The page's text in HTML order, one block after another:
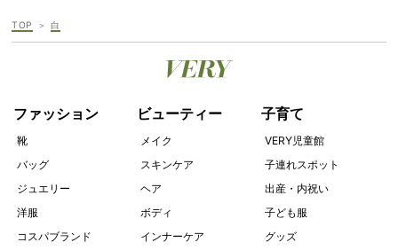
TOP 白
ファッション
靴
バッグ
ジュエリー
洋服
コスパブランド
ビューティー
メイク
スキンケア
ヘア
ボディ
インナーケア
子育て
VERY児童館
子連れスポット
出産・内祝い
子ども服
グッズ